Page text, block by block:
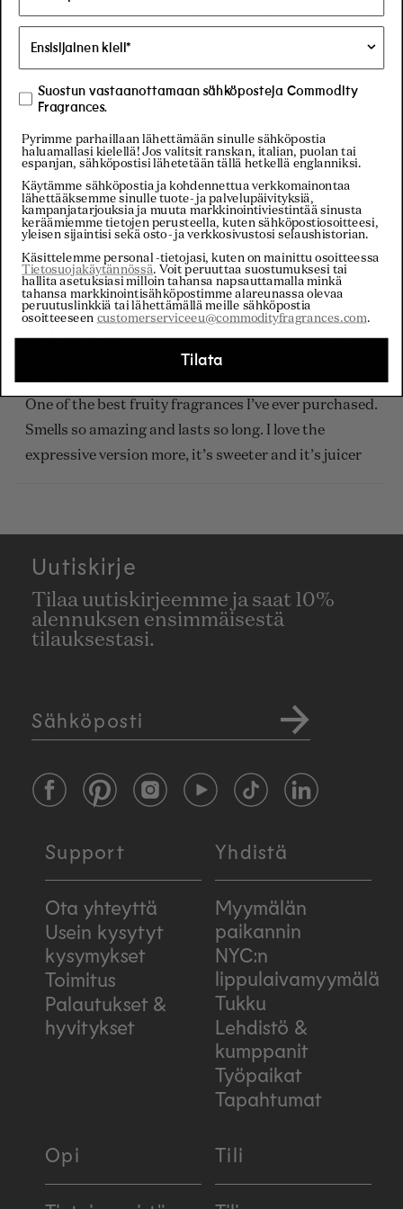
nights out. Great combo without having to buy the
additional 30ml of the plus variety.
Lue
tästä
arvostelusta
Busola A.
Varmennettu ostaja
Arvosana
5
/
5
tähteä
13.8.2025
Good value
Nice gift set and sent
Shantel G.
Varmennettu ostaja
/
5
tähteä
23.7.2025
One of the best fruity fragrances I’ve ever purchased.
Smells so amazing and lasts so long. I love the
expressive version more, it’s sweeter and it’s juicer
Uutiskirje
Tilaa uutiskirjeemme ja saat 10%
alennuksen ensimmäisestä
tilauksestasi.
Sähköposti
FacebookPinterestInstagramYouTubeTikTokLinkedIn
Support
Ota yhteyttä
Usein kysytyt
kysymykset
Toimitus
Palautukset &
hyvitykset
Yhdistä
Myymälän
paikannin
NYC:n
lippulaivamyymälä
Tukku
Lehdistö &
kumppanit
Työpaikat
Tapahtumat
Opi Tili
Suostun vastaanottamaan sähköposteja Commodity
Fragrances.
Pyrimme parhaillaan lähettämään sinulle sähköpostia
haluamallasi kielellä! Jos valitsit ranskan, italian, puolan tai
espanjan, sähköpostisi lähetetään tällä hetkellä englanniksi.
Käytämme sähköpostia ja kohdennettua verkkomainontaa
lähettääksemme sinulle tuote- ja palvelupäivityksiä,
kampanjatarjouksia ja muuta markkinointiviestintää sinusta
keräämiemme tietojen perusteella, kuten sähköpostiosoitteesi,
yleisen sijaintisi sekä osto- ja verkkosivustosi selaushistorian.
Käsittelemme personal -tietojasi, kuten on mainittu osoitteessa
Tietosuojakäytännössä. Voit peruuttaa suostumuksesi tai
hallita asetuksiasi milloin tahansa napsauttamalla minkä
tahansa markkinointisähköpostimme alareunassa olevaa
peruutuslinkkiä tai lähettämällä meille sähköpostia
osoitteeseen customerserviceeu@commodityfragrances.com.
Tilata